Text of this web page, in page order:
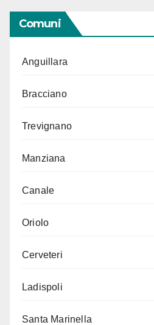
Comuni
Anguillara
Bracciano
Trevignano
Manziana
Canale
Oriolo
Cerveteri
Ladispoli
Santa Marinella